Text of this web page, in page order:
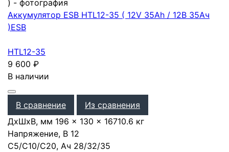
Аккумулятор ESB HTL12-35 ( 12V 35Ah / 12В 35Ач
)ESB
HTL12-35
9 600 ₽
В наличии
В сравнение
Из сравнения
ДхШхВ, мм 196 × 130 × 16710.6 кг
Напряжение, В 12
С5/С10/С20, Ач 28/32/35